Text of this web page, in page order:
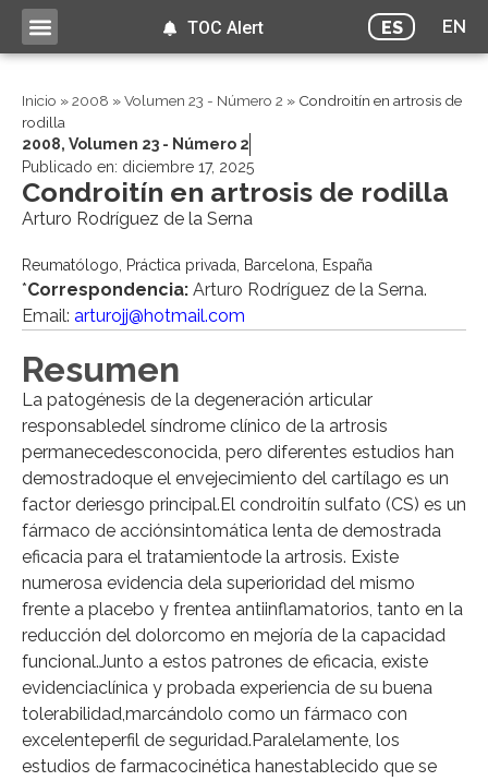
ES EN
TOC Alert
Inicio »2008 »Volumen 23 - Número 2 » Condroitín en artrosis de
rodilla
2008, Volumen 23 - Número 2
Publicado en: diciembre 17, 2025
Condroitín en artrosis de rodilla
Arturo Rodríguez de la Serna
Reumatólogo, Práctica privada, Barcelona, España
*Correspondencia: Arturo Rodríguez de la Serna.
Email: arturojj@hotmail.com
Resumen
La patogénesis de la degeneración articular
responsabledel síndrome clínico de la artrosis
permanecedesconocida, pero diferentes estudios han
demostradoque el envejecimiento del cartílago es un
factor deriesgo principal.El condroitín sulfato (CS) es un
fármaco de acciónsintomática lenta de demostrada
eficacia para el tratamientode la artrosis. Existe
numerosa evidencia dela superioridad del mismo
frente a placebo y frentea antiinflamatorios, tanto en la
reducción del dolorcomo en mejoría de la capacidad
funcional.Junto a estos patrones de eficacia, existe
evidenciaclínica y probada experiencia de su buena
tolerabilidad,marcándolo como un fármaco con
excelenteperfil de seguridad.Paralelamente, los
estudios de farmacocinética hanestablecido que se